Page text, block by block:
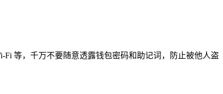
等，千万不要随意透露钱包密码和助记词，防止被他人盗